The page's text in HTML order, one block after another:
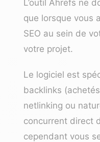
L’outil Ahrefs ne
que lorsque vous
SEO au sein de
votre projet.
Le logiciel est
backlinks (
netlinking ou
concurrent direct
cependant vous